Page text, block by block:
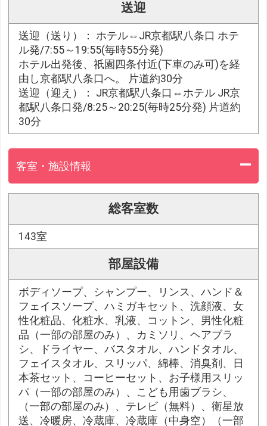
送迎
送迎（送り）： ホテル⇔JR京都駅八条口 ホテ
ル発/7:55～19:55(毎時55分発)
ホテル出発後、祇園四条付近(下車のみ可)を経
由し京都駅八条口へ。 片道約30分
送迎（迎え）： JR京都駅八条口⇔ホテル JR京
都駅八条口発/8:25～20:25(毎時25分発) 片道約
30分
客室・施設情報
総客室数
143室
部屋設備
ボディソープ、シャンプー、リンス、ハンド＆
フェイスソープ、ハミガキセット、洗顔液、女
性化粧品、化粧水、乳液、コットン、男性化粧
品（一部の部屋のみ）、カミソリ、ヘアブラ
シ、ドライヤー、バスタオル、ハンドタオル、
フェイスタオル、スリッパ、綿棒、消臭剤、日
本茶セット、コーヒーセット、お子様用スリッ
パ（一部の部屋のみ）、こども用歯ブラシ、
（一部の部屋のみ）、テレビ（無料）、衛星放
送、冷暖房、冷蔵庫、冷蔵庫（中身空）（一部